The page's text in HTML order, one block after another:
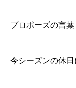
プロポーズの言葉
今シーズンの休